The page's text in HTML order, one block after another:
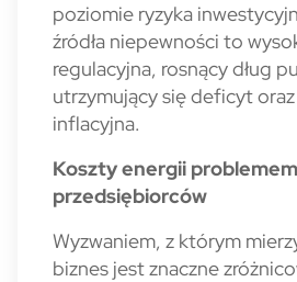
poziomie ryzyka
źródła niepewności to
regulacyjna, rosnący dług
utrzymujący się deficyt
inflacyjna.
Koszty energii problemem
przedsiębiorców
Wyzwaniem, z którym
biznes jest znaczne